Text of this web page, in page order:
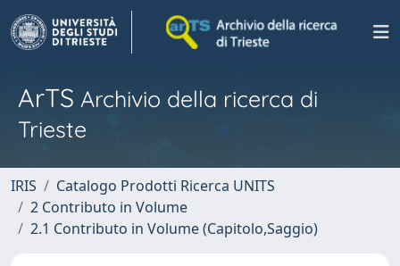
ArTS Archivio della ricerca di
Trieste
IRIS
Catalogo Prodotti Ricerca UNITS
2 Contributo in Volume
2.1 Contributo in Volume (Capitolo,Saggio)